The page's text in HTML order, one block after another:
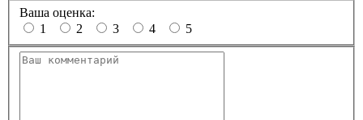
Ваша оценка:
1
2 3 4 5